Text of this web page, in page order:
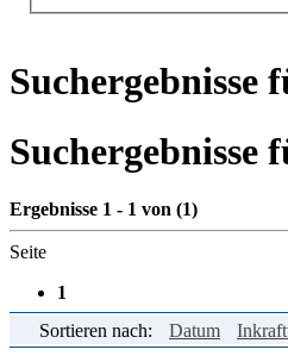
Suchergebnisse
Suchergebnisse
Ergebnisse 1 - 1 von (1)
Seite
1
Einträge pro Seite
Sortieren nach: Datum